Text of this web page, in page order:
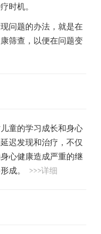
时机。
问题的办法，就是在
筛查，以便在问题变
童的学习成长和身心
迟发现和治疗，不仅
心健康造成严重的继
成。 >>>详细